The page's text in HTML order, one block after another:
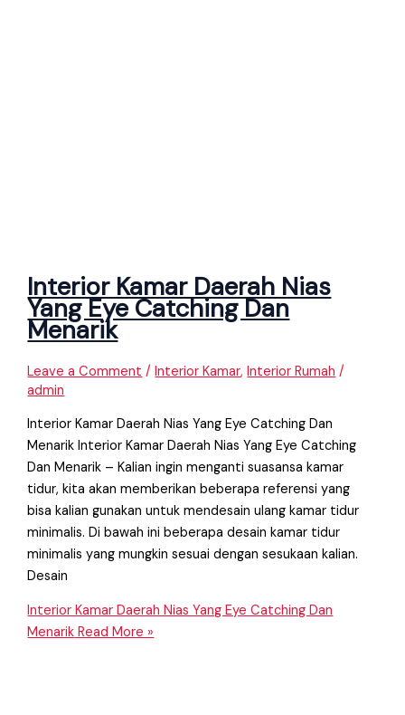
Interior Kamar Daerah Nias
Yang Eye Catching Dan
Menarik
Leave a Comment /Interior Kamar,Interior Rumah /
admin
Interior Kamar Daerah Nias Yang Eye Catching Dan
Menarik Interior Kamar Daerah Nias Yang Eye Catching
Dan Menarik – Kalian ingin menganti suasansa kamar
tidur, kita akan memberikan beberapa referensi yang
bisa kalian gunakan untuk mendesain ulang kamar tidur
minimalis. Di bawah ini beberapa desain kamar tidur
minimalis yang mungkin sesuai dengan sesukaan kalian.
Desain
Interior Kamar Daerah Nias Yang Eye Catching Dan
Menarik Read More »